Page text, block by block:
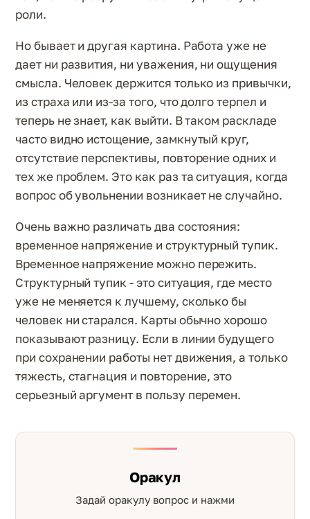
роли.
Но бывает и другая картина. Работа уже не
дает ни развития, ни уважения, ни ощущения
смысла. Человек держится только из привычки,
из страха или из-за того, что долго терпел и
теперь не знает, как выйти. В таком раскладе
часто видно истощение, замкнутый круг,
отсутствие перспективы, повторение одних и
тех же проблем. Это как раз та ситуация, когда
вопрос об увольнении возникает не случайно.
Очень важно различать два состояния:
временное напряжение и структурный тупик.
Временное напряжение можно пережить.
Структурный тупик - это ситуация, где место
уже не меняется к лучшему, сколько бы
человек ни старался. Карты обычно хорошо
показывают разницу. Если в линии будущего
при сохранении работы нет движения, а только
тяжесть, стагнация и повторение, это
серьезный аргумент в пользу перемен.
Оракул
Задай оракулу вопрос и нажми